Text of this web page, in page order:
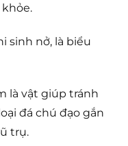
sinh nở, là biểu
là vật giúp tránh
đá chú đạo gắn
trụ.